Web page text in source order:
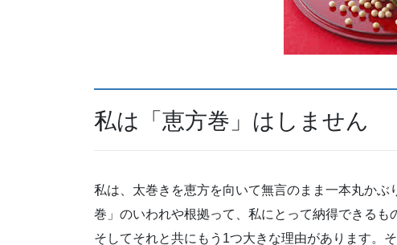
私は「恵方巻」はしません
私は、太巻きを恵方を向いて無言のまま一本丸かぶ
巻」のいわれや根拠って、私にとって納得できるも
そしてそれと共にもう1つ大きな理由があります。